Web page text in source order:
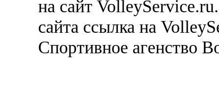
на сайт
сайта ссылка на
Спортивное агенство